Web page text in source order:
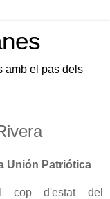
amb el pas dels
Unión Patriótica
cop d'estat del